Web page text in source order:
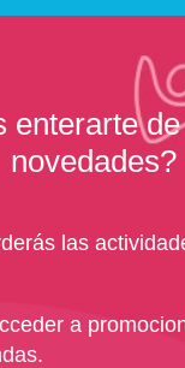
enterarte
novedades?
las
a